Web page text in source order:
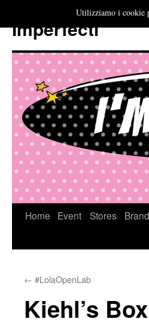
Imperfecti
VaiHome Event Stores Brand
← #LolaOpenLab
Kiehl’s
Utilizziamo i cookie